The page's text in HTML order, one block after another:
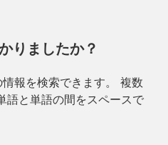
りましたか？
報を検索できます。 複数
語と単語の間をスペースで